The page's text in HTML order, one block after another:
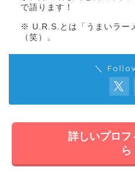
で語ります！
※ U.R.S.とは「うまいラー
（笑）。
＼
詳しいプロフ
ら